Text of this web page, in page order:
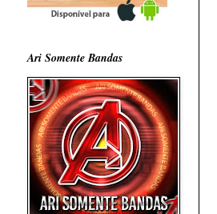
Ari Somente Bandas